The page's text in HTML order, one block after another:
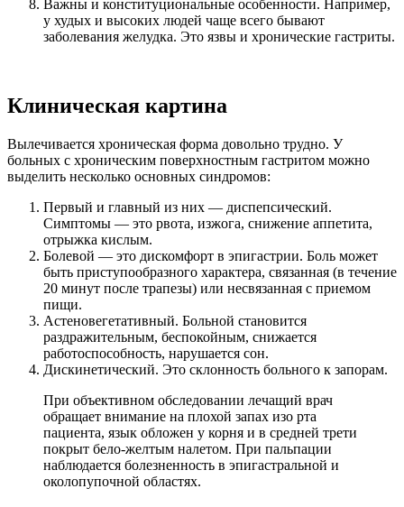
Важны и конституциональные особенности. Например,
у худых и высоких людей чаще всего бывают
заболевания желудка. Это язвы и хронические гастриты.
Клиническая картина
Вылечивается хроническая форма довольно трудно. У
больных с хроническим поверхностным гастритом можно
выделить несколько основных синдромов:
Первый и главный из них — диспепсический.
Симптомы — это рвота, изжога, снижение аппетита,
отрыжка кислым.
Болевой — это дискомфорт в эпигастрии. Боль может
быть приступообразного характера, связанная (в течение
20 минут после трапезы) или несвязанная с приемом
пищи.
Астеновегетативный. Больной становится
раздражительным, беспокойным, снижается
работоспособность, нарушается сон.
Дискинетический. Это склонность больного к запорам.
При объективном обследовании лечащий врач
обращает внимание на плохой запах изо рта
пациента, язык обложен у корня и в средней трети
покрыт бело-желтым налетом. При пальпации
наблюдается болезненность в эпигастральной и
околопупочной областях.